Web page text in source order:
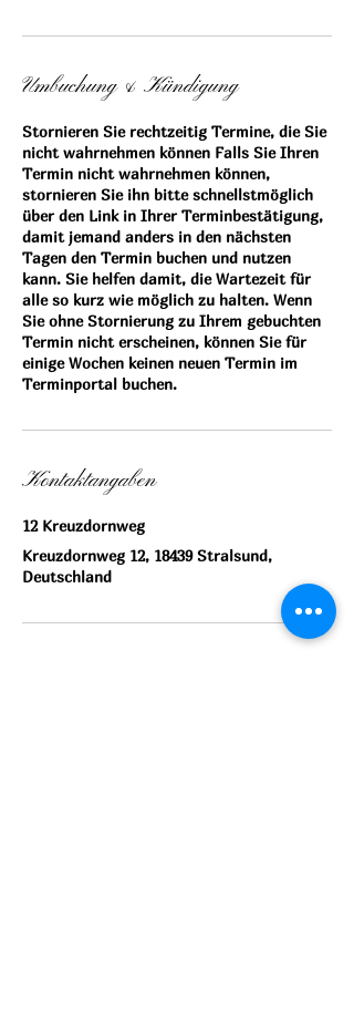
Umbuchung & Kündigung
Stornieren Sie rechtzeitig Termine, die Sie
nicht wahrnehmen können Falls Sie Ihren
Termin nicht wahrnehmen können,
stornieren Sie ihn bitte schnellstmöglich
über den Link in Ihrer Terminbestätigung,
damit jemand anders in den nächsten
Tagen den Termin buchen und nutzen
kann. Sie helfen damit, die Wartezeit für
alle so kurz wie möglich zu halten. Wenn
Sie ohne Stornierung zu Ihrem gebuchten
Termin nicht erscheinen, können Sie für
einige Wochen keinen neuen Termin im
Terminportal buchen.
Kontaktangaben
12 Kreuzdornweg
Kreuzdornweg 12, 18439 Stralsund,
Deutschland